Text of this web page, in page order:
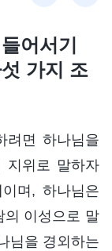
어서기
가지 조
려면 하나님을
지위로 말하자
며, 하나님은
의 이성으로 말
님을 경외하는